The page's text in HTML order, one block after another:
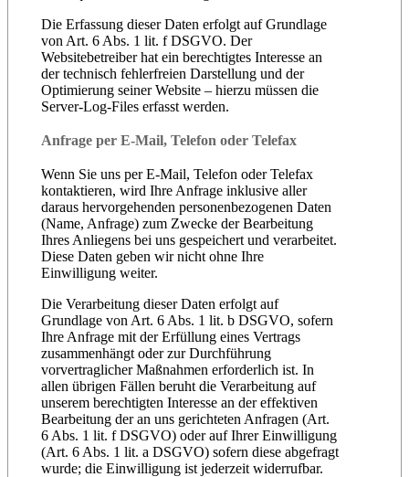
Die Erfassung dieser Daten erfolgt auf Grundlage
von Art. 6 Abs. 1 lit. f DSGVO. Der
Websitebetreiber hat ein berechtigtes Interesse an
der technisch fehlerfreien Darstellung und der
Optimierung seiner Website – hierzu müssen die
Server-Log-Files erfasst werden.
Anfrage per E-Mail, Telefon oder Telefax
Wenn Sie uns per E-Mail, Telefon oder Telefax
kontaktieren, wird Ihre Anfrage inklusive aller
daraus hervorgehenden personenbezogenen Daten
(Name, Anfrage) zum Zwecke der Bearbeitung
Ihres Anliegens bei uns gespeichert und verarbeitet.
Diese Daten geben wir nicht ohne Ihre
Einwilligung weiter.
Die Verarbeitung dieser Daten erfolgt auf
Grundlage von Art. 6 Abs. 1 lit. b DSGVO, sofern
Ihre Anfrage mit der Erfüllung eines Vertrags
zusammenhängt oder zur Durchführung
vorvertraglicher Maßnahmen erforderlich ist. In
allen übrigen Fällen beruht die Verarbeitung auf
unserem berechtigten Interesse an der effektiven
Bearbeitung der an uns gerichteten Anfragen (Art.
6 Abs. 1 lit. f DSGVO) oder auf Ihrer Einwilligung
(Art. 6 Abs. 1 lit. a DSGVO) sofern diese abgefragt
wurde; die Einwilligung ist jederzeit widerrufbar.